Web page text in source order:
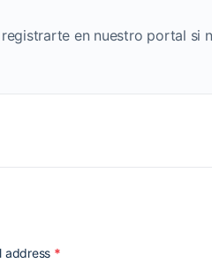
en nuestro portal si
address *Required